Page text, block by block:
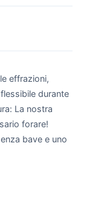
effrazioni,
durante
La nostra
forare!
bave e uno